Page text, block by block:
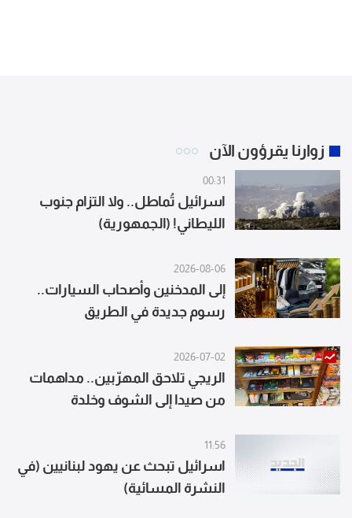
زوارنا يقرؤون الآن
00:31
اسرائيل تُماطل.. ولا التزام جنوب
الليطاني! (الجمهورية)
2026-08-06
إلى المدخنين وأصحاب السيارات..
رسوم جديدة في الطريق
2026-07-02
الريجي تلاحق المهرّبين.. مداهمات
من صيدا إلى الشوف وخلدة
11:56
اسرائيل تبحث عن يهود لبنانيين (في
النشرة المسائية)